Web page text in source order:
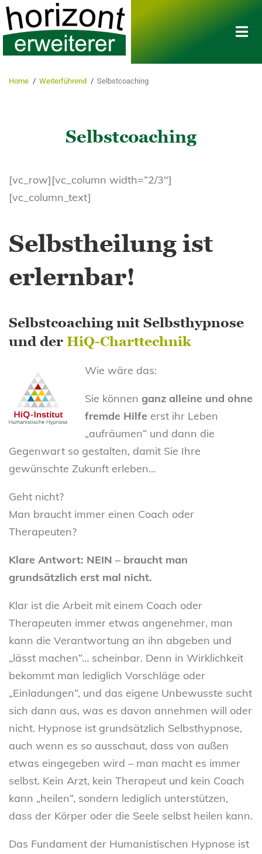
Home / Weiterführend / Selbstcoaching
Selbstcoaching
[vc_row][vc_column width=“2/3″]
[vc_column_text]
Selbstheilung ist
erlernbar!
Selbstcoaching mit Selbsthypnose
und der HiQ-Charttechnik
Wie wäre das:
Sie können ganz alleine und ohne
fremde Hilfe erst ihr Leben
„aufräumen“ und dann die
Gegenwart so gestalten, damit Sie Ihre
gewünschte Zukunft erleben…
Geht nicht?
Man braucht immer einen Coach oder
Therapeuten?
Klare Antwort: NEIN – braucht man
grundsätzlich erst mal nicht.
Klar ist die Arbeit mit einem Coach oder
Therapeuten immer etwas angenehmer, man
kann die Verantwortung an ihn abgeben und
„lässt machen“… scheinbar. Denn in Wirklichkeit
bekommt man lediglich Vorschläge oder
„Einladungen“, und das eigene Unbewusste sucht
sich dann aus, was es davon annehmen will oder
nicht. Hypnose ist grundsätzlich Selbsthypnose,
auch wenn es so ausschaut, dass von außen
etwas eingegeben wird – man macht es immer
selbst. Kein Arzt, kein Therapeut und kein Coach
kann „heilen“, sondern lediglich unterstützen,
dass der Körper oder die Seele selbst heilen kann.
Das Fundament der Humanistischen Hypnose ist